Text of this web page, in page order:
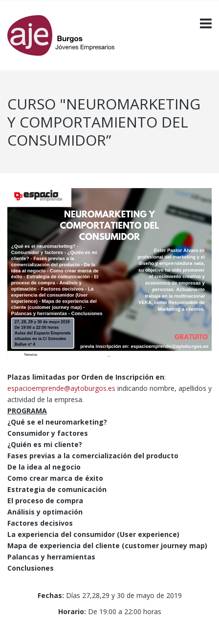
CURSO "NEUROMARKETING
Y COMPORTAMIENTO DEL
CONSUMIDOR”
Plazas limitadas por Orden de Inscripción en:
espacioemprende@aytoburgos.es indicando nombre, apellidos y
actividad de la empresa.
PROGRAMA
¿Qué se el neuromarketing?
Consumidor y factores
¿Quién es mi cliente?
Fases previas a la comercialización del producto
De la idea al negocio
Como crear marca de éxito
Estrategia de comunicación
El proceso de compra
Análisis y optimación
Factores decisivos
La experiencia del consumidor (User experience)
Mapa de experiencia del cliente (customer journey map)
Palancas y herramientas
Conclusiones
Fechas: Días 27,28,29 y 30 de mayo de 2019
Horario: De 19:00 a 22:00 horas